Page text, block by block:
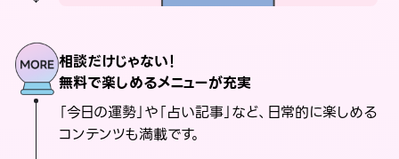
相談だけじゃない！
無料で楽しめるメニューが充実
「今日の運勢」や「占い記事」など、日常的に楽しめる
コンテンツも満載です。